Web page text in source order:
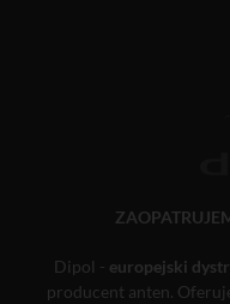
Dipol - europejski
producent anten.